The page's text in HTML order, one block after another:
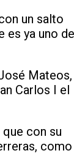
un salto
es ya uno de
Mateos,
Carlos I el
con su
como